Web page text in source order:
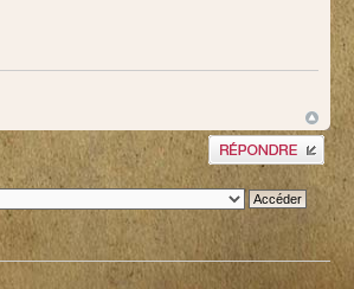
Publier une réponse